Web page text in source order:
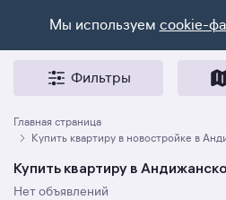
Мы используем cookie-
Фильтры
Главная страница
Купить квартиру в новостройке в
Купить квартиру в
Нет объявлений